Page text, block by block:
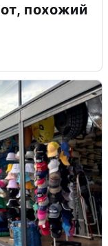
похожий